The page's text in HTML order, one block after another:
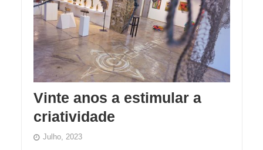
Vinte anos a estimular a
criatividade
Julho, 2023